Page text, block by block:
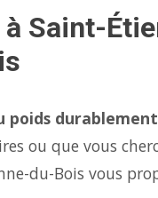
Saint-
poids durablement
ou que vous
du-Bois vous